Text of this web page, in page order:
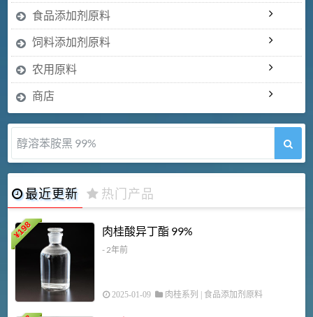
食品添加剂原料
饲料添加剂原料
农用原料
商店
醇溶苯胺黑 99%
最近更新 热门产品
¥
198 肉桂酸异丁酯 99%
- 2年前
2025-01-09 肉桂系列 | 食品添加剂原料